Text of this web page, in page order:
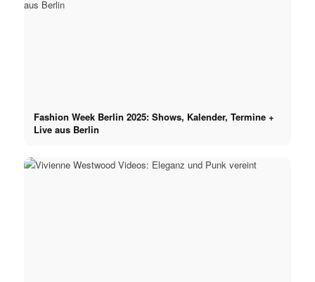
Fashion Week Berlin 2025: Shows, Kalender, Termine +
Live aus Berlin